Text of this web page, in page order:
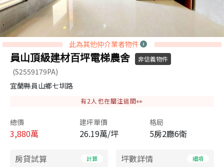
此為其他仲介業者物件
員山頂級建材百坪電梯農舍 非信義物件
(S2559179PA)
宜蘭縣員山鄉七圳路
有2 人也在關注這間👀
總價
3,880萬
建坪單價
26.19萬/坪
格局
5房2廳6衛
房貸試算 計算 坪數詳情 細項